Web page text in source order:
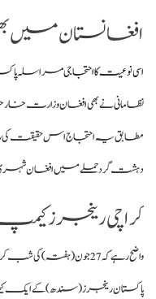
افغانستان میں
اسی نوعیت کا احتجاجیمراسلہ
نظامانی نے بھی افغان وزارت
مطابق یہ احتجاج اس حقیقت کی
دہشت گرد حملے میں افغان
کراچی رینجرز
پاکستان رینجرز (سندھ) کے ایک